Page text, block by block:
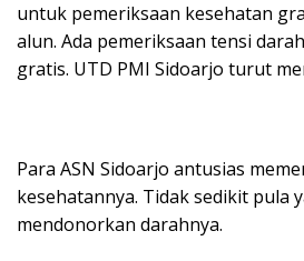
untuk pemeriksaan kesehatan
alun. Ada pemeriksaan tensi
gratis. UTD PMI Sidoarjo turut
Para ASN Sidoarjo antusias
kesehatannya. Tidak sedikit pula
mendonorkan darahnya.